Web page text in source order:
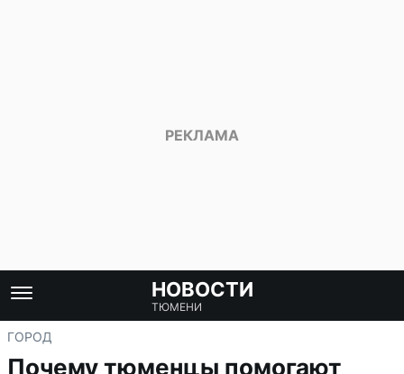
НОВОСТИ
ТЮМЕНИ
ГОРОД
Почему тюменцы помогают